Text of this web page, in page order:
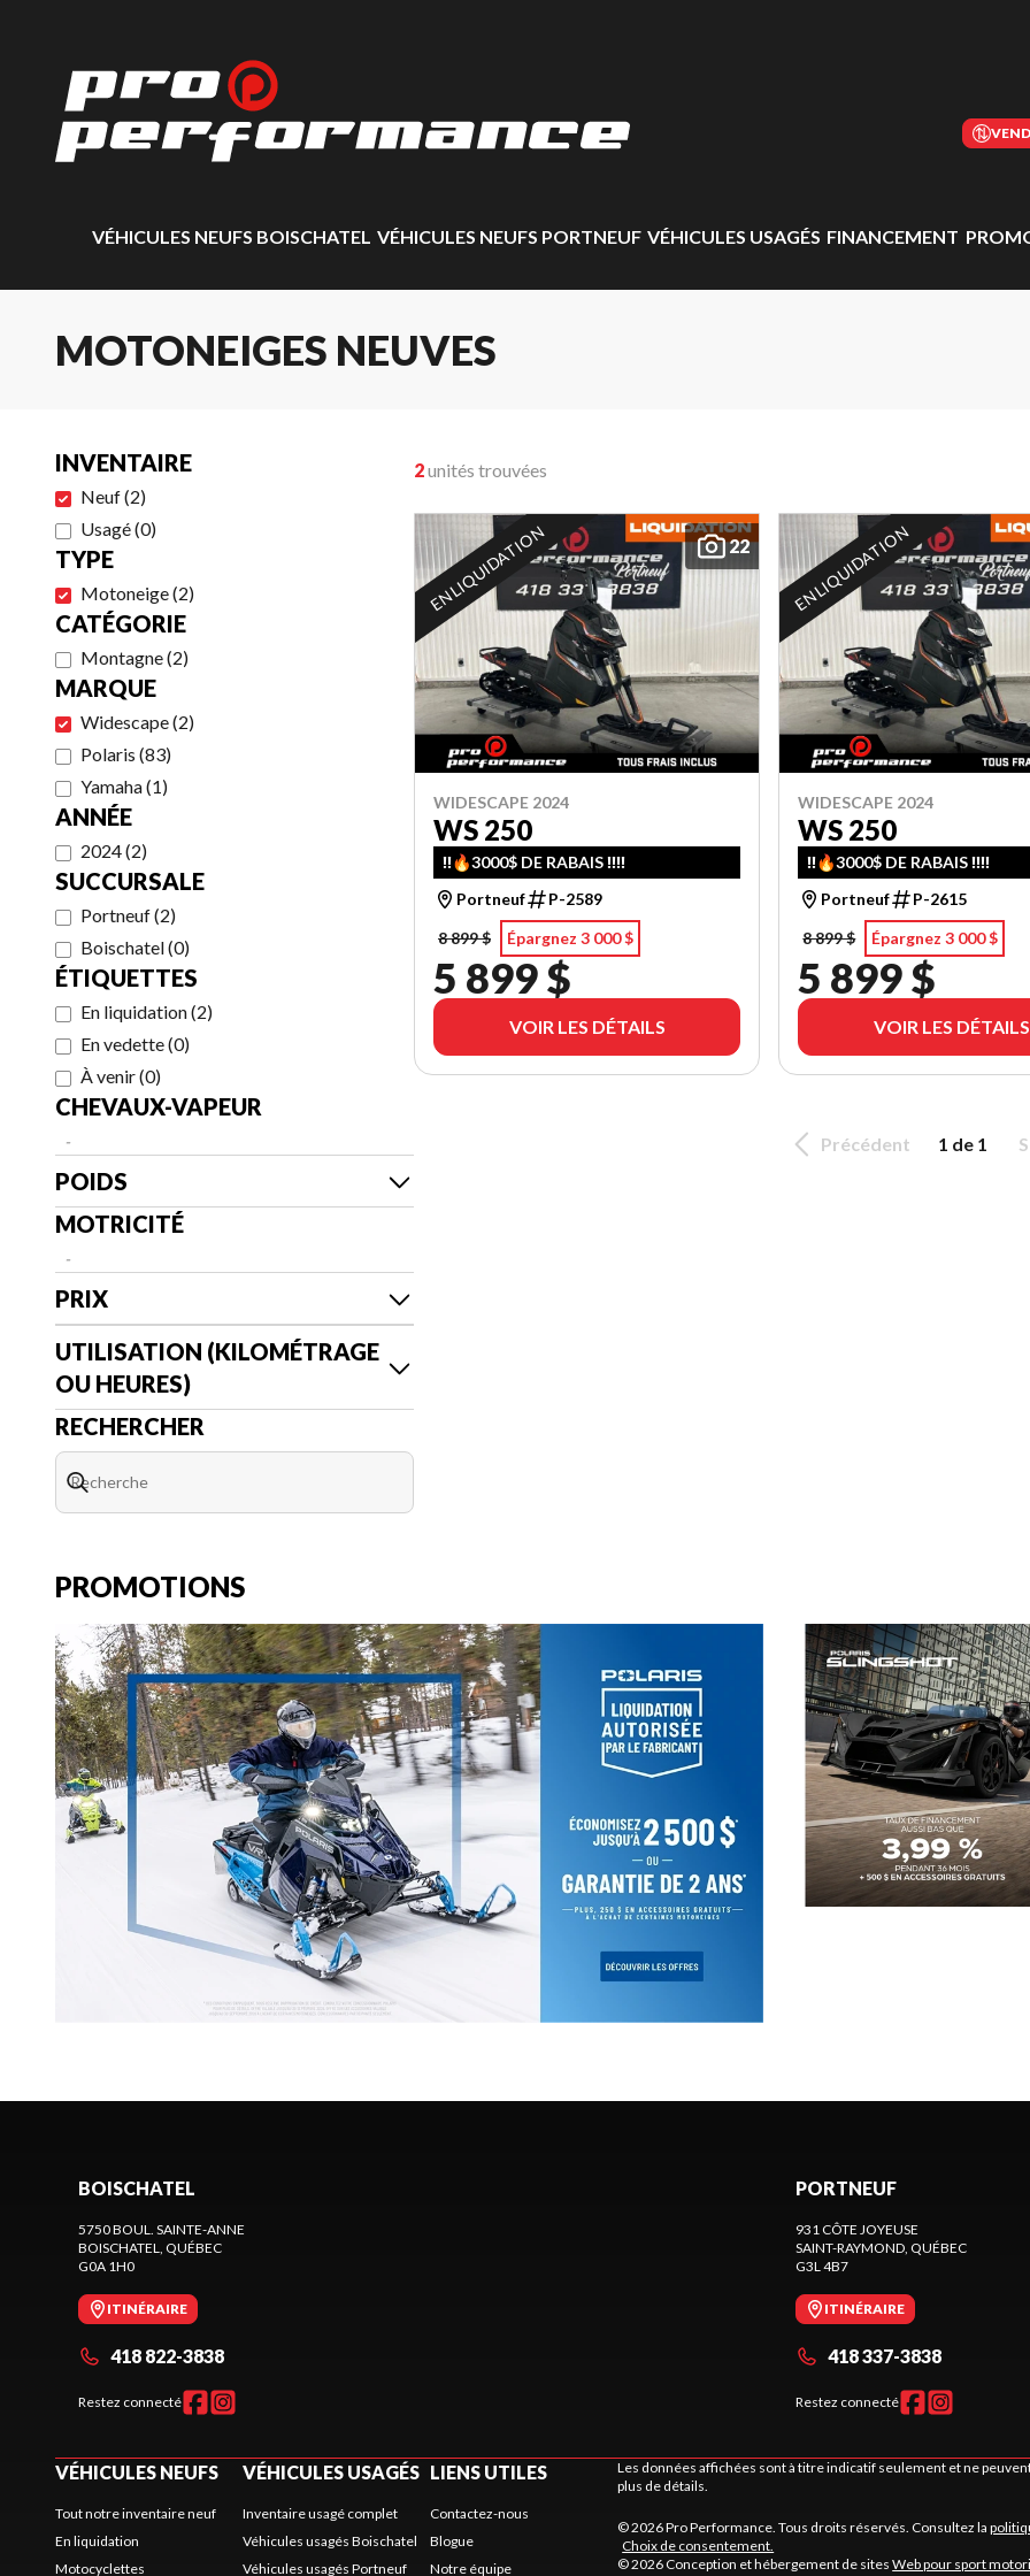
VÉHICULES NEUFS BOISCHATEL VÉHICULES NEUFS PORTNEUF VÉHICULES USAGÉS FINANCEMENT
MOTONEIGES NEUVES
INVENTAIRE
Neuf(2)
Usagé(0)
TYPE
Motoneige(2)
CATÉGORIE
Montagne(2)
MARQUE
Widescape(2)
Polaris (83)
Yamaha(1)
ANNÉE
2024(2)
SUCCURSALE
Portneuf(2)
Boischatel(0)
ÉTIQUETTES
En liquidation(2)
En vedette(0)
À venir(0)
CHEVAUX-VAPEUR
-
POIDS
MOTRICITÉ
-
PRIX
UTILISATION (KILOMÉTRAGE
OU HEURES)
RECHERCHER
2unités trouvées
22
EN LIQUIDATION
WIDESCAPE 2024
WS 250
‼️🔥3000$ DE RABAIS ‼️‼️
Portneuf
P-2589
8 899 $
Épargnez 3 000 $
5 899 $
VOIR LES DÉTAILS
EN LIQUIDATION
WIDESCAPE 2024
WS 250
‼️🔥3000$ DE RABAIS ‼️‼️
Portneuf
P-2615
8 899 $
Épargnez 3 000 $
5 899 $
VOIR LES DÉTAILS
Précédent 1 de 1
PROMOTIONS
BOISCHATEL
5750 BOUL. SAINTE-ANNE
BOISCHATEL
, QUÉBEC
G0A 1H0
ITINÉRAIRE
418 822-3838
Restez connecté
PORTNEUF
931 CÔTE JOYEUSE
SAINT-RAYMOND , QUÉBEC
G3L 4B7
ITINÉRAIRE
418 337-3838
Restez connecté
VÉHICULES NEUFS
Tout notre inventaire neuf
En liquidation
Motocyclettes
VÉHICULES USAGÉS
Inventaire usagé complet
Véhicules usagés Boischatel
Véhicules usagés Portneuf
LIENS UTILES
Contactez-nous
Blogue
Notre équipe
Les données affichées sont à titre indicatif seulement et ne
plus de détails.
© 2026 Pro Performance. Tous droits réservés. Consultez la
Choix de consentement.
© 2026 Conception et hébergement de sitesWeb pour sport